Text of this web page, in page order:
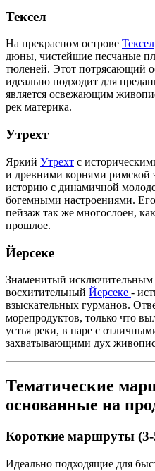
Тексел
На прекрасном острове Тексел
дюны, чистейшие песчаные
тюленей. Этот потрясающий
идеально подходит для
является освежающим
рек материка.
Утрехт
Яркий Утрехт с
и древними корнями римской
историю с динамичной
богемными настроениями.
пейзаж так же многослоен,
прошлое.
Йерсеке
Знаменитый исключительным
восхитительный Йерсеке -
взыскательных гурманов.
морепродуктов, только что
устья реки, в паре с
захватывающими дух
Тематические
основанные на
Короткие маршруты (3-
Идеально подходящие для